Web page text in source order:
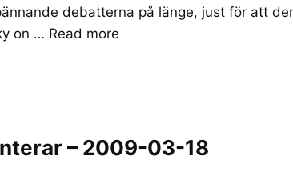
debatterna på länge, just för att
on … Read more
– 2009-03-18